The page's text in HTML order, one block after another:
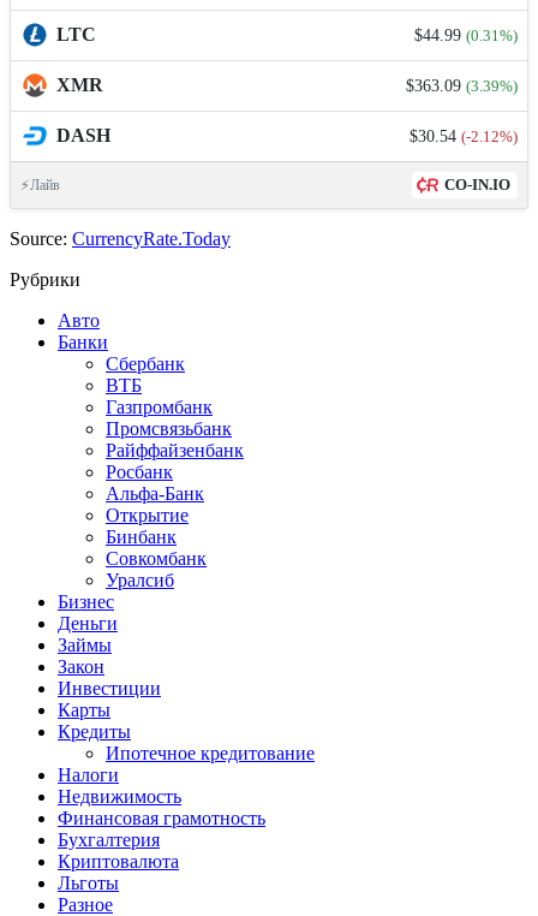
LTC $44.99 (0.31%)
XMR $363.09 (3.39%)
DASH $30.54 (-2.12%)
⚡Лайв CO-IN.IO
Source: CurrencyRate.Today
Рубрики
Авто
Банки
Сбербанк
ВТБ
Газпромбанк
Промсвязьбанк
Райффайзенбанк
Росбанк
Альфа-Банк
Открытие
Бинбанк
Совкомбанк
Уралсиб
Бизнес
Деньги
Займы
Закон
Инвестиции
Карты
Кредиты
Ипотечное кредитование
Налоги
Недвижимость
Финансовая грамотность
Бухгалтерия
Криптовалюта
Льготы
Разное